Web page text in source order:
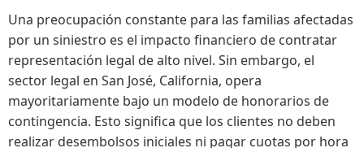
Una preocupación constante para las familias afectadas
por un siniestro es el impacto financiero de contratar
representación legal de alto nivel. Sin embargo, el
sector legal en San José, California, opera
mayoritariamente bajo un modelo de honorarios de
contingencia. Esto significa que los clientes no deben
realizar desembolsos iniciales ni pagar cuotas por hora